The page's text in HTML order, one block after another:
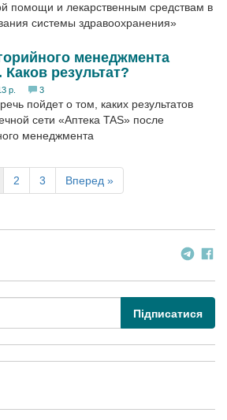
помощи и лекарственным средствам в
системы здравоохранения»
менеджмента
Каков результат?
р. 3
пойдет о том, каких результатов
сети «Аптека TAS» после
менеджмента
2 3 Вперед »
Підписатися